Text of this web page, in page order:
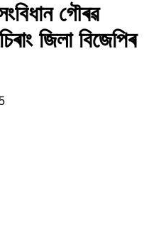
গৌৰৱ
জিলা বিজেপিৰ